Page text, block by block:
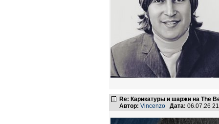
Re: Карикатуры и шаржи на The
Автор: Vincenzo Дата: 06.07.26